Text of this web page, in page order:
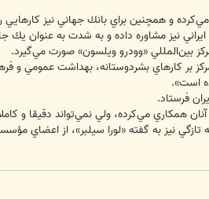
نيز مشاوره داده و به شدت به عنوان
بين‌المللي «وودرو ويلسون» صورت مي‌گيرد.
بر كارهاي بشردوستانه، بهداشت
است».
همكاري مي‌كرده، ولي نمي‌تواند دقيقا و
به گفته «لورا سيلبر»، از اعضاي مؤسسه،